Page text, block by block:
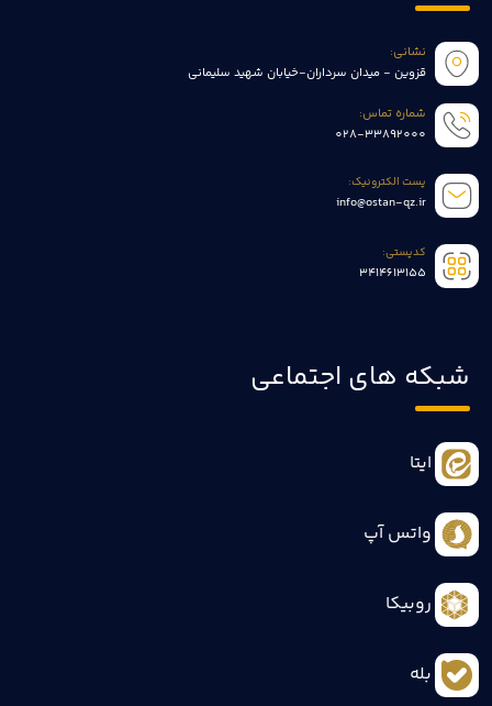
نشانی:
قزوین - میدان سرداران-خیابان شهید سلیمانی
شماره تماس:
028-33892000
پست الکترونیک:
info@ostan-qz.ir
کدپستی:
3414613155
شبکه های اجتماعی
ایتا
واتس آپ
روبیکا
بله